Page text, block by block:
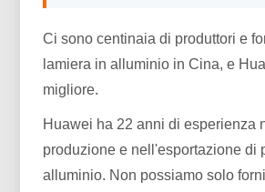
Ci sono centinaia di produttori e
lamiera in alluminio in Cina, e
migliore.
Huawei ha 22 anni di esperienza
produzione e nell'esportazione di
alluminio. Non possiamo solo